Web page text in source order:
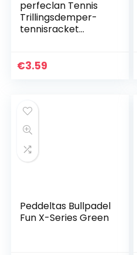
perfeclan Tennis
Trillingsdemper-
tennisracket
2 stuks
€3.59
Peddeltas Bullpadel
Fun X-Series Green